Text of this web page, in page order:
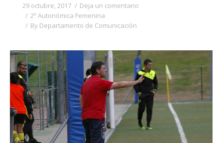
29 octubre, 2017
Deja un comentario
2ª Autonómica Femenina
By Departamento de Comunicación